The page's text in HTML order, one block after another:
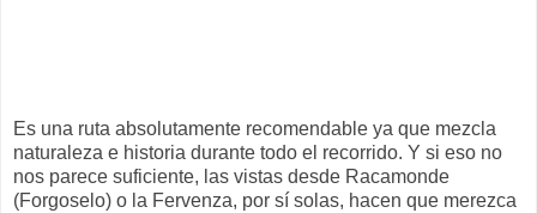
Es una ruta absolutamente recomendable ya que mezcla
naturaleza e historia durante todo el recorrido. Y si eso no
nos parece suficiente, las vistas desde Racamonde
(Forgoselo) o la Fervenza, por sí solas, hacen que merezca